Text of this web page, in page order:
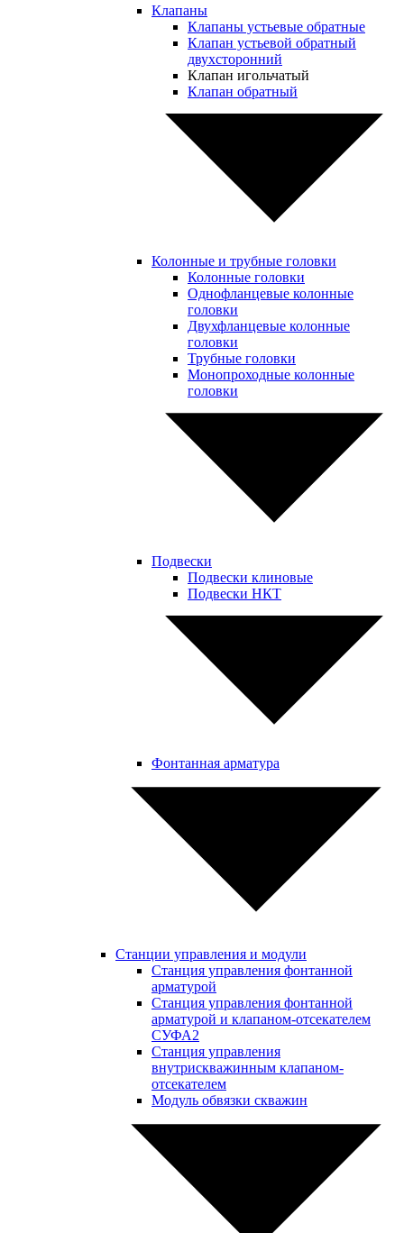
Клапаны
Клапаны устьевые обратные
Клапан устьевой обратный
двухсторонний
Клапан игольчатый
Клапан обратный
Колонные и трубные головки
Колонные головки
Однофланцевые колонные
головки
Двухфланцевые колонные
головки
Трубные головки
Монопроходные колонные
головки
Подвески
Подвески клиновые
Подвески НКТ
Фонтанная арматура
Станции управления и модули
Станция управления фонтанной
арматурой
Станция управления фонтанной
арматурой и клапаном-отсекателем
СУФА2
Станция управления
внутрискважинным клапаном-
отсекателем
Модуль обвязки скважин